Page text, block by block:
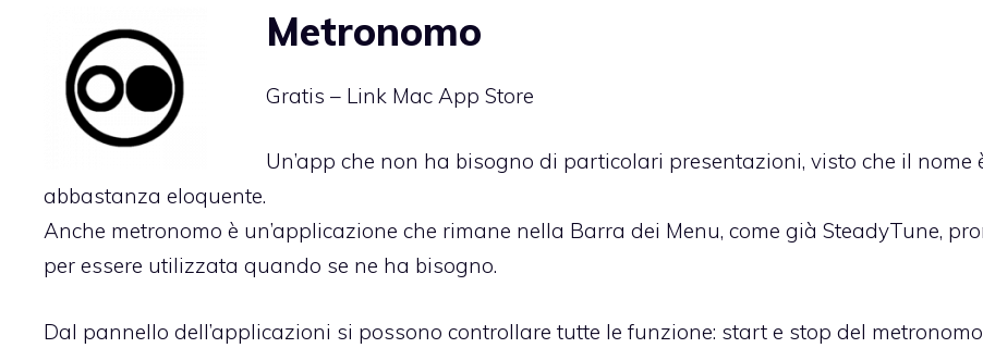
Metronomo
Gratis – Link Mac App Store
Un’app che non ha bisogno di particolari presentazioni, visto che il nome
abbastanza eloquente.
Anche metronomo è un’applicazione che rimane nella Barra dei Menu, come già SteadyTune,
per essere utilizzata quando se ne ha bisogno.
Dal pannello dell’applicazioni si possono controllare tutte le funzione: start e stop del